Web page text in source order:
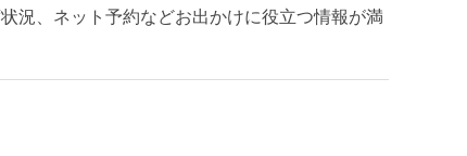
況、ネット予約などお出かけに役立つ情報が満